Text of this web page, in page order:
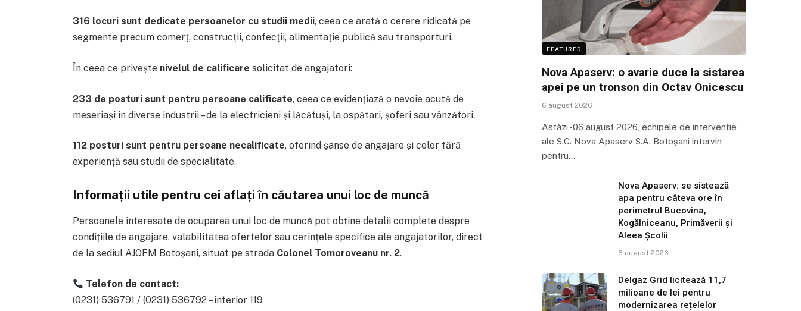
316 locuri sunt dedicate persoanelor cu studii medii, ceea ce arată o cerere ridicată pe
segmente precum comerț, construcții, confecții, alimentație publică sau transporturi.
În ceea ce privește nivelul de calificare solicitat de angajatori:
233 de posturi sunt pentru persoane calificate, ceea ce evidențiază o nevoie acută de
meseriași în diverse industrii – de la electricieni și lăcătuși, la ospătari, șoferi sau vânzători.
112 posturi sunt pentru persoane necalificate, oferind șanse de angajare și celor fără
experiență sau studii de specialitate.
Informații utile pentru cei aflați în căutarea unui loc de muncă
Persoanele interesate de ocuparea unui loc de muncă pot obține detalii complete despre
condițiile de angajare, valabilitatea ofertelor sau cerințele specifice ale angajatorilor, direct
de la sediul AJOFM Botoșani, situat pe strada Colonel Tomoroveanu nr. 2.
Telefon de contact:
(0231) 536791 / (0231) 536792 – interior 119
FEATURED
Nova Apaserv: o avarie duce la sistarea
apei pe un tronson din Octav Onicescu
6 august 2026
Astăzi -06 august 2026, echipele de intervenție
ale S.C. Nova Apaserv S.A. Botoșani intervin
pentru…
Nova Apaserv: se sistează
apa pentru câteva ore în
perimetrul Bucovina,
Kogălniceanu, Primăverii și
Aleea Școlii
6 august 2026
Delgaz Grid licitează 11,7
milioane de lei pentru
modernizarea rețelelor